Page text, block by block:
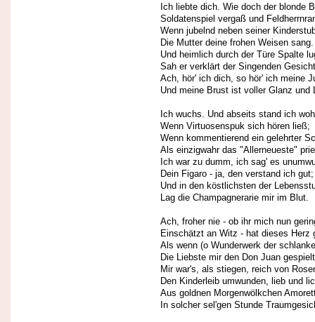
Ich liebte dich. Wie doch der blonde
Soldatenspiel vergaß und
Wenn jubelnd neben seiner
Die Mutter deine frohen Weisen sang.
Und heimlich durch der Türe Spalte
Sah er verklärt der Singenden
Ach, hör' ich dich, so hör' ich meine
Und meine Brust ist voller Glanz und
Ich wuchs. Und abseits stand ich
Wenn Virtuosenspuk sich hören ließ;
Wenn kommentierend ein gelehrter
Als einzigwahr das "Allerneueste"
Ich war zu dumm, ich sag' es
Dein Figaro - ja, den verstand ich gut;
Und in den köstlichsten der
Lag die Champagnerarie mir im Blut.
Ach, froher nie - ob ihr mich nun
Einschätzt an Witz - hat dieses Herz
Als wenn (o Wunderwerk der
Die Liebste mir den Don Juan
Mir war's, als stiegen, reich von
Den Kinderleib umwunden, lieb und
Aus goldnen Morgenwölkchen
In solcher sel'gen Stunde